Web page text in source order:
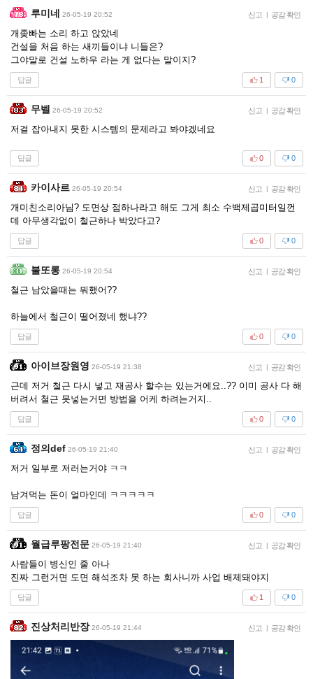
루미네 26-05-19 20:52 신고 | 공감 확인
개좆빠는 소리 하고 앉았네
건설을 처음 하는 새끼들이냐 니들은?
그야말로 건설 노하우 라는 게 없다는 말이지?
답글 0
1
무벨 26-05-19 20:52 신고 | 공감 확인
저걸 잡아내지 못한 시스템의 문제라고 봐야겠네요
답글 0
0
카이사르 26-05-19 20:54 신고 | 공감 확인
개미친소리아님? 도면상 점하나라고 해도 그게 최소 수백제곱미터일껀
데 아무생각없이 철근하나 박았다고?
답글 0
0
불또롱 26-05-19 20:54 신고 | 공감 확인
철근 남았을때는 뭐했어??
하늘에서 철근이 떨어졌네 했냐??
답글 0
0
아이브장원영 26-05-19 21:38 신고 | 공감 확인
근데 저거 철근 다시 넣고 재공사 할수는 있는거에요..?? 이미 공사 다 해
버려서 철근 못넣는거면 방법을 어케 하려는거지..
답글 0
0
정의def 26-05-19 21:40 신고 | 공감 확인
저거 일부로 저러는거야 ㅋㅋ
남겨먹는 돈이 얼마인데 ㅋㅋㅋㅋㅋ
답글 0
0
월급루팡전문 26-05-19 21:40 신고 | 공감 확인
사람들이 병신인 줄 아나
진짜 그런거면 도면 해석조차 못 하는 회사니까 사업 배제돼야지
답글 0
1
진상처리반장 26-05-19 21:44 신고 | 공감 확인